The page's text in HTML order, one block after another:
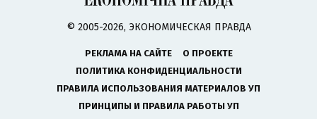
© 2005-2026, ЭКОНОМИЧЕСКАЯ ПРАВДА
РЕКЛАМА НА САЙТЕ
О ПРОЕКТЕ
ПОЛИТИКА КОНФИДЕНЦИАЛЬНОСТИ
ПРАВИЛА ИСПОЛЬЗОВАНИЯ МАТЕРИАЛОВ УП
ПРИНЦИПЫ И ПРАВИЛА РАБОТЫ УП